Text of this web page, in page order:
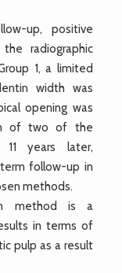
up, positive
radiographic
1, a limited
width was
opening was
of two of the
years later,
follow-up in
methods.
method is a
in terms of
pulp as a result